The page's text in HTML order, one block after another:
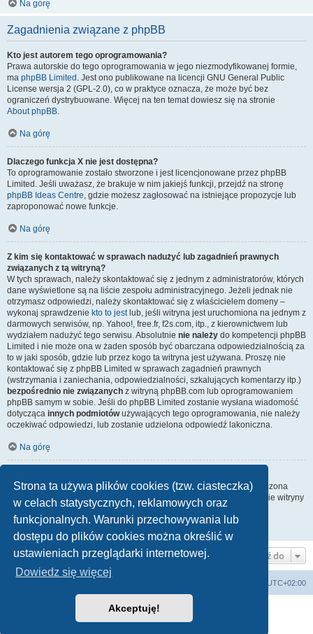
Strona ta używa plików cookies (tzw. ciasteczka)
w celach statystycznych, reklamowych oraz
funkcjonalnych. Warunki przechowywania lub
dostępu do plików cookies można określić w
ustawieniach przeglądarki internetowej.
Dowiedz się więcej
Akceptuję!
Na górę
Zagadnienia związane z phpBB
Kto jest autorem tego oprogramowania?
Prawa autorskie do tego oprogramowania w jego niezmodyfikowanej formie,
ma phpBB Limited . Jest ono publikowane na licencji GNU General Public
License wersja 2 (GPL-2.0), co w praktyce oznacza, że może być bez
ograniczeń dystrybuowane. Więcej na ten temat dowiesz się na stronie
About phpBB.
Na górę
Dlaczego funkcja X nie jest dostępna?
To oprogramowanie zostało stworzone i jest licencjonowane przez phpBB
Limited. Jeśli uważasz, że brakuje w nim jakiejś funkcji, przejdź na stronę
phpBB Ideas Centre, gdzie możesz zagłosować na istniejące propozycje lub
zaproponować nowe funkcje.
Na górę
Z kim się kontaktować w sprawach nadużyć lub zagadnień prawnych
związanych z tą witryną?
W tych sprawach, należy skontaktować się z jednym z administratorów, których
dane wyświetlone są na liście zespołu administracyjnego. Jeżeli jednak nie
otrzymasz odpowiedzi, należy skontaktować się z właścicielem domeny –
wykonaj sprawdzenie kto to jestlub, jeśli witryna jest uruchomiona na jednym z
darmowych serwisów, np. Yahoo!, free.fr, f2s.com, itp., z kierownictwem lub
wydziałem nadużyć tego serwisu. Absolutnie nie należy do kompetencji phpBB
Limited i nie może ona w żaden sposób być obarczana odpowiedzialnością za
to w jaki sposób, gdzie lub przez kogo ta witryna jest używana. Proszę nie
kontaktować się z phpBB Limited w sprawach zagadnień prawnych
(wstrzymania i zaniechania, odpowiedzialności, szkalujących komentarzy itp.)
bezpośrednio nie związanych z witryną phpBB.com lub oprogramowaniem
phpBB samym w sobie. Jeśli do phpBB Limited zostanie wysłana wiadomość
dotycząca innych podmiotówużywających tego oprogramowania, nie należy
oczekiwać odpowiedzi, lub zostanie udzielona odpowiedź lakoniczna.
Na górę
Wszyscy użytkownicy witryny mogą używać – jeśli funkcja ta jest włączona
przez administratora witryny – formularza „Kontakt z nami”. Członkowie witryny
mogą także używać odnośnika „Zespół administracyjny”.
Na górę
Przejdź do
UTC+02:00
Technologię dostarczaphpBB® Forum Software © phpBB Limited
Polski pakiet językowy dostarcza